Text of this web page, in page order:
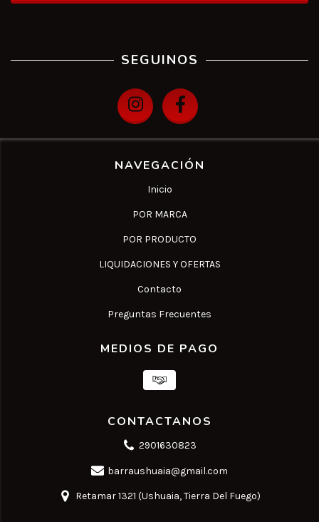
SEGUINOS
NAVEGACIÓN
Inicio
POR MARCA
POR PRODUCTO
LIQUIDACIONES Y OFERTAS
Contacto
Preguntas Frecuentes
MEDIOS DE PAGO
CONTACTANOS
2901630823
barraushuaia@gmail.com
Retamar 1321 (Ushuaia, Tierra Del Fuego)